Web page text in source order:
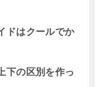
ドはクールでか
下の区別を作っ